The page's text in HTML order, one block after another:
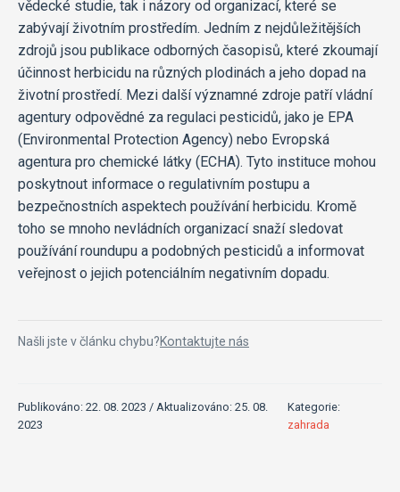
vědecké studie, tak i názory od organizací, které se
zabývají životním prostředím. Jedním z nejdůležitějších
zdrojů jsou publikace odborných časopisů, které zkoumají
účinnost herbicidu na různých plodinách a jeho dopad na
životní prostředí. Mezi další významné zdroje patří vládní
agentury odpovědné za regulaci pesticidů, jako je EPA
(Environmental Protection Agency) nebo Evropská
agentura pro chemické látky (ECHA). Tyto instituce mohou
poskytnout informace o regulativním postupu a
bezpečnostních aspektech používání herbicidu. Kromě
toho se mnoho nevládních organizací snaží sledovat
používání roundupu a podobných pesticidů a informovat
veřejnost o jejich potenciálním negativním dopadu.
Našli jste v článku chybu?Kontaktujte nás
Publikováno: 22. 08. 2023 / Aktualizováno: 25. 08.
2023
Kategorie:
zahrada